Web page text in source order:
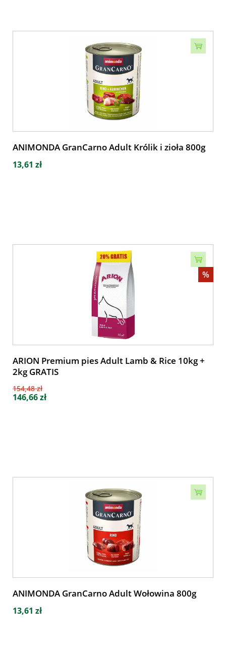
ANIMONDA GranCarno Adult Królik i zioła 800g
13,61 zł
%
ARION Premium pies Adult Lamb & Rice 10kg +
2kg GRATIS
154,48 zł
146,66 zł
ANIMONDA GranCarno Adult Wołowina 800g
13,61 zł